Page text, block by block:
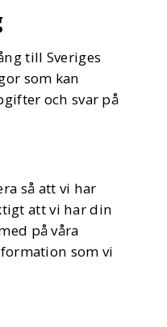
till Sveriges
som kan
och svar på
så att vi har
att vi har din
på våra
som vi